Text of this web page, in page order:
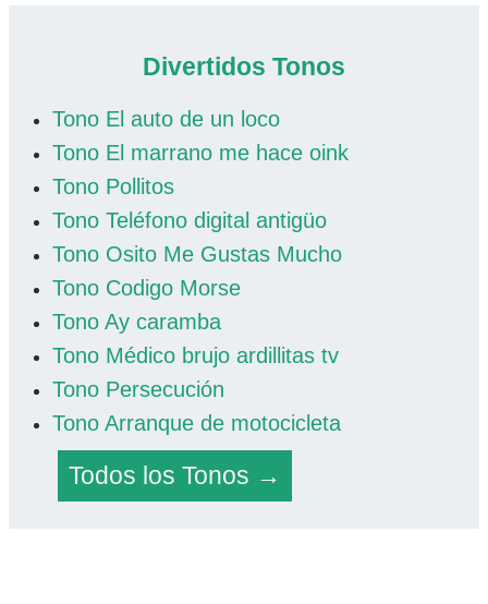
Divertidos Tonos
Tono El auto de un loco
Tono El marrano me hace oink
Tono Pollitos
Tono Teléfono digital antigüo
Tono Osito Me Gustas Mucho
Tono Codigo Morse
Tono Ay caramba
Tono Médico brujo ardillitas tv
Tono Persecución
Tono Arranque de motocicleta
Todos los Tonos →